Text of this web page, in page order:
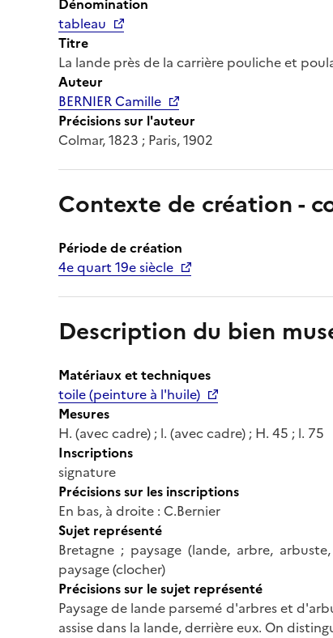
tableau
Titre
La lande près de la carrière pouliche et
Auteur
BERNIER Camille
Précisions sur l'auteur
Colmar, 1823 ; Paris, 1902
Contexte de création -
Période de création
4e quart 19e siècle
Description du bien
Matériaux et techniques
toile (peinture à l'huile)
Mesures
H. (avec cadre) ; l. (avec cadre) ; H. 45 ; l. 75
Inscriptions
signature
Précisions sur les inscriptions
En bas, à droite : C.Bernier
Sujet représenté
Bretagne ; paysage (lande, arbre,
paysage (clocher)
Précisions sur le sujet représenté
Paysage de lande parsemé d'arbres et
assise dans la lande, derrière eux. On